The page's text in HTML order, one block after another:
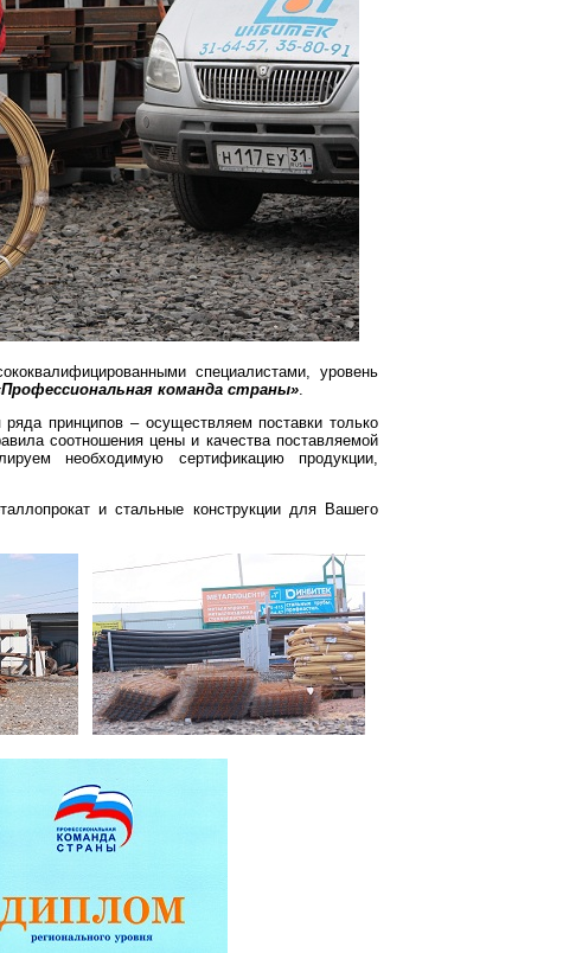
специалистами, уровень
команда страны».
принципов – осуществляем поставки только
соотношения цены и качества поставляемой
необходимую сертификацию продукции,
и стальные конструкции для Вашего